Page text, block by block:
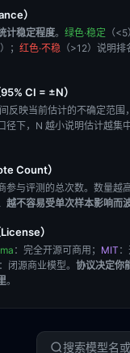
）
计稳定程度。 绿色·稳定 （
； 红色·不稳 （>12）说明
CI = ±N）
反映当前估计的不确定范围
径下，N 越小说明估计越集
Count）
参与评测的总次数。数量越
越不容易受单次样本影响而
）
：完全开源可商用； MIT
：闭源商业模型。 协议决定你
。